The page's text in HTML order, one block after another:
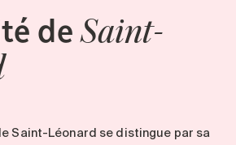
deSaint-
Saint-Léonard se distingue par sa